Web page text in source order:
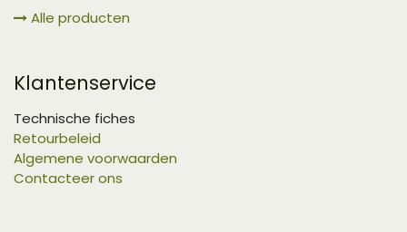
Alle producten
Klantenservice
Technische fiches
Retourbeleid
Algemene voorwaarden
Contacteer ons